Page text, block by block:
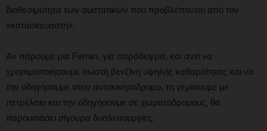
διαθεσιμότητα των συστατικών που προβλέπονται από τον
«κατασκευαστή».
Αν πάρουμε μια Ferrari, για παράδειγμα, και αντί να
χρησιμοποιήσουμε σωστή βενζίνη υψηλής καθαρότητας και να
την οδηγήσουμε στον αυτοκινητόδρομο, τη γεμίσουμε με
πετρέλαιο και την οδηγήσουμε σε χωματόδρομους, θα
παρουσιάσει σίγουρα δυσλειτουργίες.